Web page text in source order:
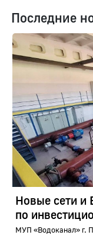
Последние
Новые сети и
по
МУП «Водоканал» г.